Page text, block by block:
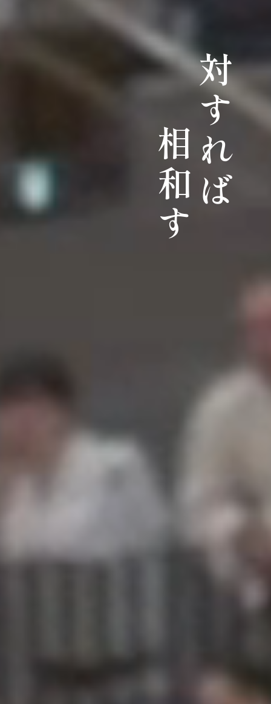
対すれば
相和す